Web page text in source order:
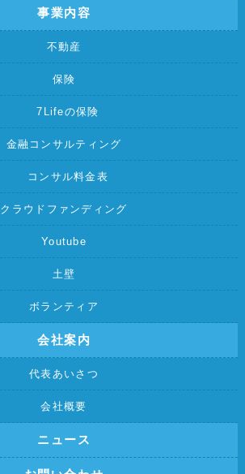
事業内容
不動産
保険
7Lifeの保険
金融コンサルティング
コンサル料金表
クラウドファンディング
Youtube
土壁
ボランティア
会社案内
代表あいさつ
会社概要
ニュース